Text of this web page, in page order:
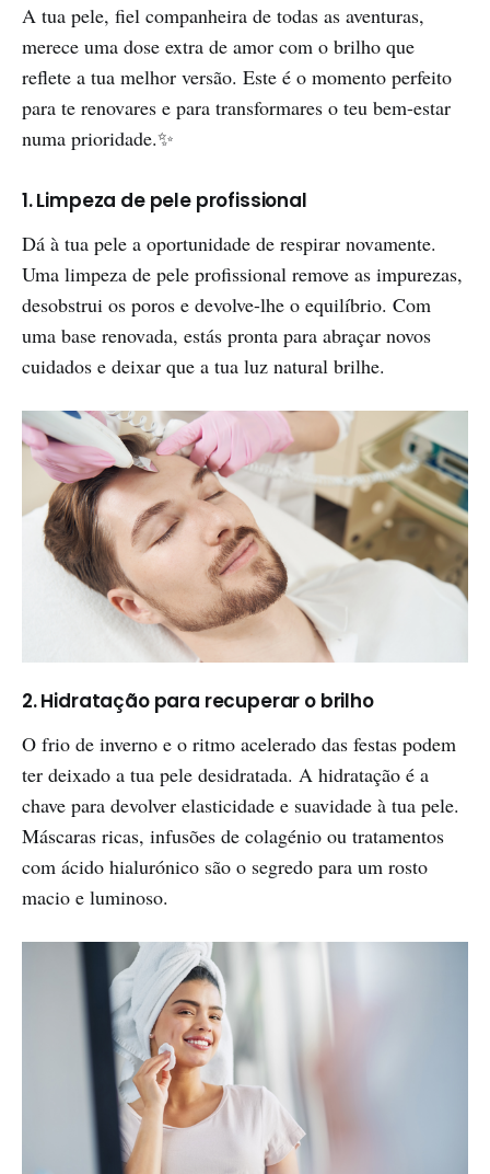
A tua pele, fiel companheira de todas as aventuras,
merece uma dose extra de amor com o brilho que
reflete a tua melhor versão. Este é o momento perfeito
para te renovares e para transformares o teu bem-estar
numa prioridade.✨
1. Limpeza de pele profissional
Dá à tua pele a oportunidade de respirar novamente.
Uma limpeza de pele profissional remove as impurezas,
desobstrui os poros e devolve-lhe o equilíbrio. Com
uma base renovada, estás pronta para abraçar novos
cuidados e deixar que a tua luz natural brilhe.
2. Hidratação para recuperar o brilho
O frio de inverno e o ritmo acelerado das festas podem
ter deixado a tua pele desidratada. A hidratação é a
chave para devolver elasticidade e suavidade à tua pele.
Máscaras ricas, infusões de colagénio ou tratamentos
com ácido hialurónico são o segredo para um rosto
macio e luminoso.